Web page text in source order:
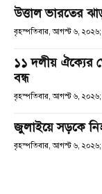
উত্তাল ভারতের
বৃহস্পতিবার, আগস্ট ৬,
১১ দলীয় ঐক্যের
বন্ধ
বৃহস্পতিবার, আগস্ট ৬,
জুলাইয়ে সড়কে
বৃহস্পতিবার, আগস্ট ৬,